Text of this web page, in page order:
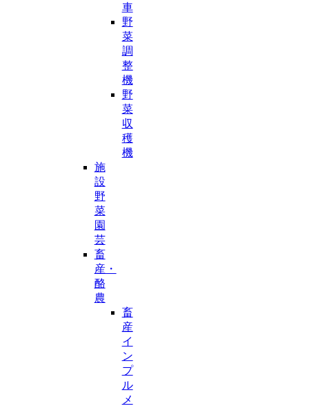
車
野
菜
調
整
機
野
菜
収
穫
機
施
設
野
菜
園
芸
畜
産・
酪
農
畜
産
イ
ン
プ
ル
メ